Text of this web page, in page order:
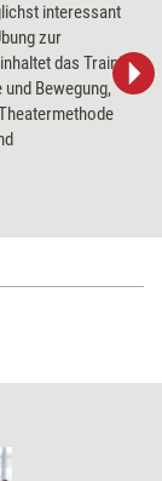
interessant
zur
das Training
Bewegung,